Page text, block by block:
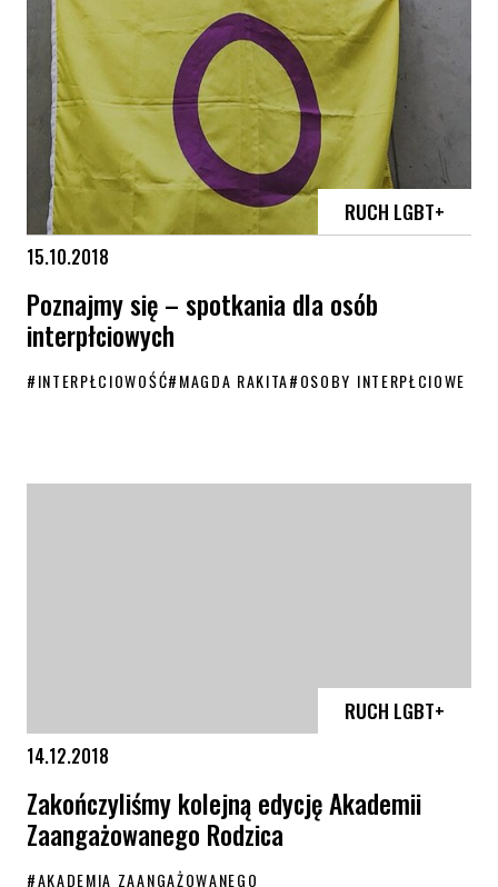
RUCH LGBT+
15.10.2018
Poznajmy się – spotkania dla osób
interpłciowych
#INTERPŁCIOWOŚĆ#MAGDA RAKITA#OSOBY INTERPŁCIOWE
RUCH LGBT+
14.12.2018
Zakończyliśmy kolejną edycję Akademii
Zaangażowanego Rodzica
#AKADEMIA ZAANGAŻOWANEGO